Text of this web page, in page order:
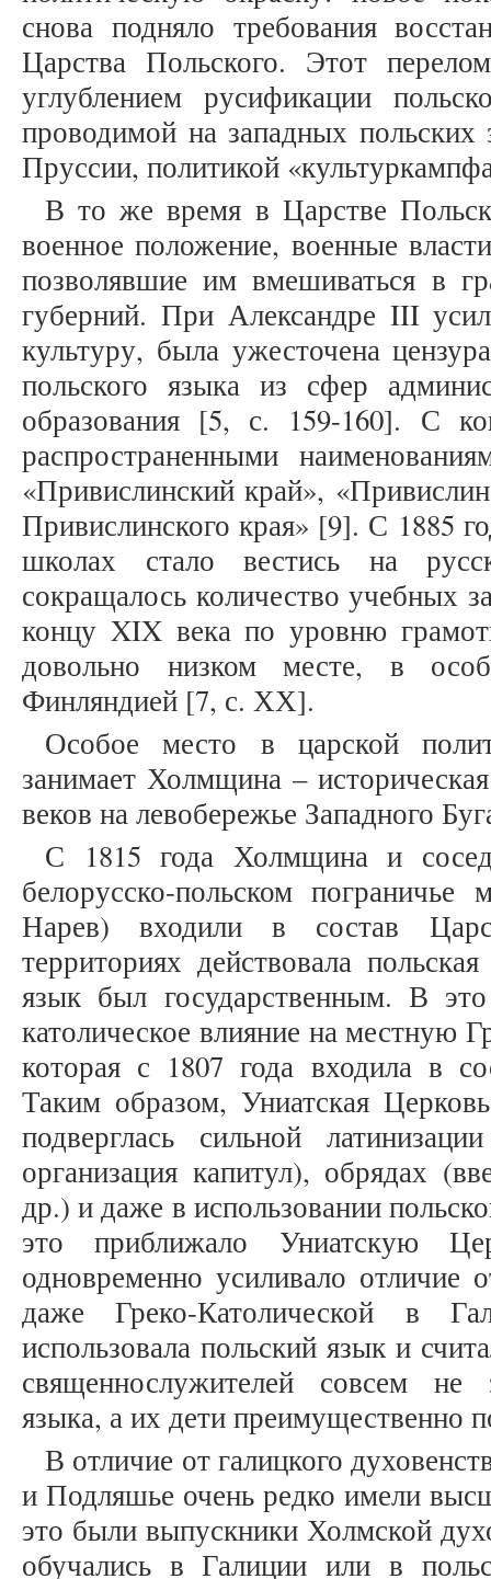
снова подняло требования
Царства Польского. Этот
углублением русификации
проводимой на западных
Пруссии, политикой
В то же время в Царстве
военное положение, военные
позволявшие им вмешиваться в
губерний. При Александре III
культуру, была ужесточена
польского языка из сфер
образования [5, с. 159-160]. С
распространенными
«Привислинский край»,
Привислинского края» [9]. С 1885
школах стало вестись на
сокращалось количество учебных
концу XIX века по уровню
довольно низком месте, в
Финляндией [7, с. ХХ].
Особое место в царской
занимает Холмщина –
веков на левобережье Западного
С 1815 года Холмщина и
белорусско-польском
Нарев) входили в состав
территориях действовала
язык был государственным. В
католическое влияние на местную
которая с 1807 года входила в
Таким образом, Униатская
подверглась сильной
организация капитул), обрядах
др.) и даже в использовании
это приближало Униатскую
одновременно усиливало отличие
даже Греко-Католической в
использовала польский язык и
священнослужителей совсем не
языка, а их дети преимущественно
В отличие от галицкого
и Подляшье очень редко имели
это были выпускники Холмской
обучались в Галиции или в